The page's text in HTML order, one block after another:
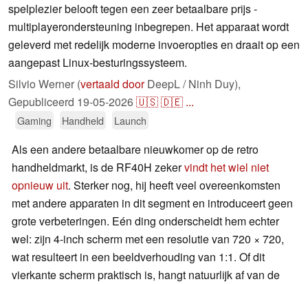
spelplezier belooft tegen een zeer betaalbare prijs -
multiplayerondersteuning inbegrepen. Het apparaat wordt
geleverd met redelijk moderne invoeropties en draait op een
aangepast Linux-besturingssysteem.
Silvio Werner (vertaald doorDeepL / Ninh Duy),
Gepubliceerd 19-05-2026🇺🇸🇩🇪 ...
Gaming Handheld Launch
Als een andere betaalbare nieuwkomer op de retro
handheldmarkt, is de RF40H zekervindt het wiel niet
opnieuw uit. Sterker nog, hij heeft veel overeenkomsten
met andere apparaten in dit segment en introduceert geen
grote verbeteringen. Eén ding onderscheidt hem echter
wel: zijn 4-inch scherm met een resolutie van 720 × 720,
wat resulteert in een beeldverhouding van 1:1. Of dit
vierkante scherm praktisch is, hangt natuurlijk af van de